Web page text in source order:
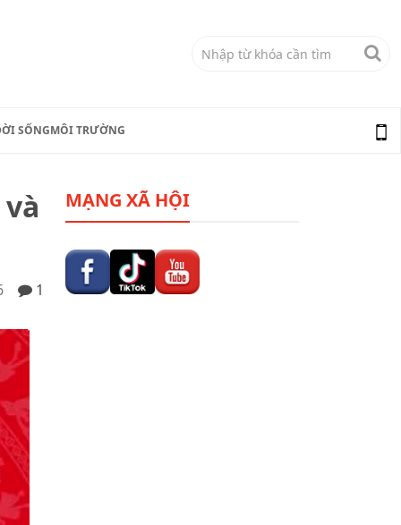
SỐNGMÔI TRƯỜNG
1
MẠNG XÃ HỘI